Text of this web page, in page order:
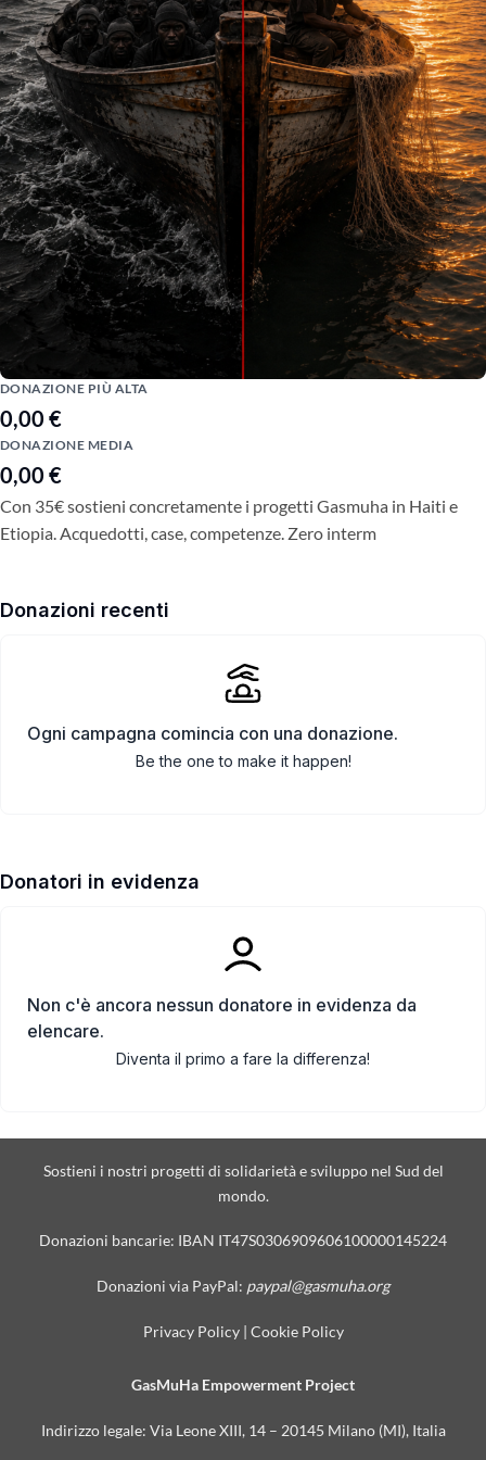
DONAZIONE PIÙ ALTA
0,00 €
DONAZIONE MEDIA
0,00 €
Con 35€ sostieni concretamente i progetti Gasmuha in Haiti e
Etiopia. Acquedotti, case, competenze. Zero interm
Donazioni recenti
Ogni campagna comincia con una donazione.
Be the one to make it happen!
Donatori in evidenza
Non c'è ancora nessun donatore in evidenza da
elencare.
Diventa il primo a fare la differenza!
Sostieni i nostri progetti di solidarietà e sviluppo nel Sud del
mondo.
Donazioni bancarie: IBAN IT47S0306909606100000145224
Donazioni via PayPal: paypal@gasmuha.org
Privacy Policy| Cookie Policy
GasMuHa Empowerment Project
Indirizzo legale: Via Leone XIII, 14 – 20145 Milano (MI), Italia